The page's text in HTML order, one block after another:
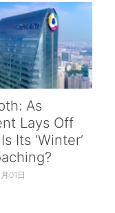
As
Lays Off
Its ‘Winter’
01日